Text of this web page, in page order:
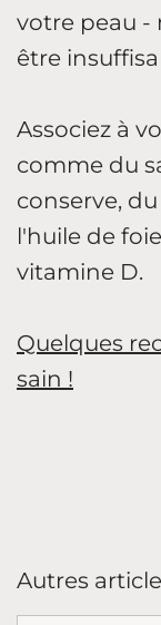
votre peau -
être
Associez à
comme du
conserve,
l'huile de
vitamine D.
Quelques
sain !
Autres